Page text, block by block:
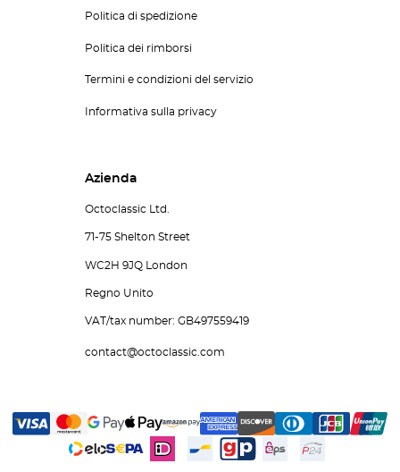
Politica di spedizione
Politica dei rimborsi
Termini e condizioni del servizio
Informativa sulla privacy
Azienda
Octoclassic Ltd.
71-75 Shelton Street
WC2H 9JQ London
Regno Unito
VAT/tax number: GB497559419
contact@octoclassic.com